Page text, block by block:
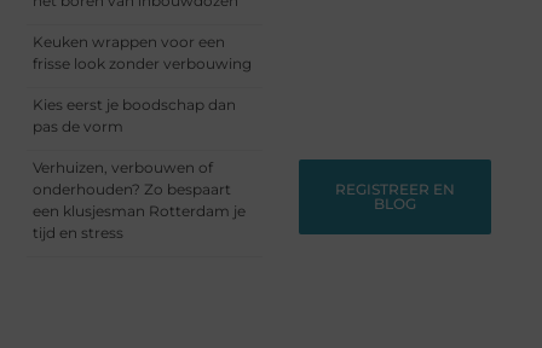
Keuken wrappen voor een
frisse look zonder verbouwing
Kies eerst je boodschap dan
pas de vorm
Verhuizen, verbouwen of
onderhouden? Zo bespaart
een klusjesman Rotterdam je
tijd en stress
REGISTREER EN
BLOG